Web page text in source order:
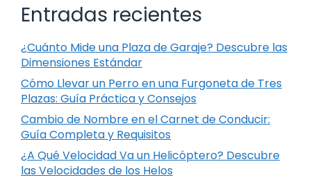
Entradas recientes
¿Cuánto Mide una Plaza de Garaje? Descubre las
Dimensiones Estándar
Cómo Llevar un Perro en una Furgoneta de Tres
Plazas: Guía Práctica y Consejos
Cambio de Nombre en el Carnet de Conducir:
Guía Completa y Requisitos
¿A Qué Velocidad Va un Helicóptero? Descubre
las Velocidades de los Helos